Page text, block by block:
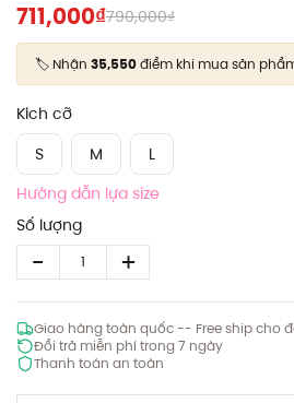
711,000₫790,000₫
🏷️ Nhận 35,550điểm khi mua sản
Kích cỡ
S
M
L
Hướng dẫn lựa size
Số lượng
Giao hàng toàn quốc -- Free ship cho
Đổi trả miễn phí trong 7 ngày
Thanh toán an toàn